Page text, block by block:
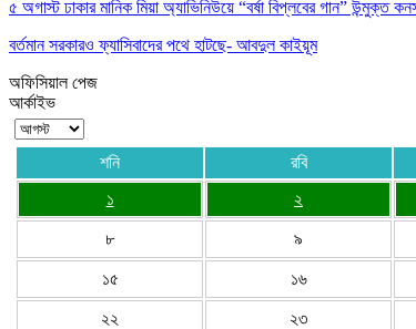
৫ অগাস্ট ঢাকার মানিক মিয়া অ্যাভিনিউয়ে “বর্ষা বিপ্লবের গান” উন্মুক্ত
বর্তমান সরকারও ফ্যাসিবাদের পথে হাটছে- আবদুল কাইয়ূম
অফিসিয়াল পেজ
আর্কাইভ
শনি রবি
১
২
৮ ৯
১৫ ১৬
২২ ২৩